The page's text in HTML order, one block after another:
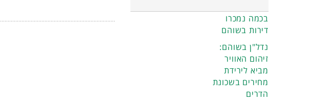
בכמה נמכרו
דירות בשוהם
נדל"ן בשוהם:
זיהום האוויר
מביא לירידת
מחירים בשכונת
הדרים